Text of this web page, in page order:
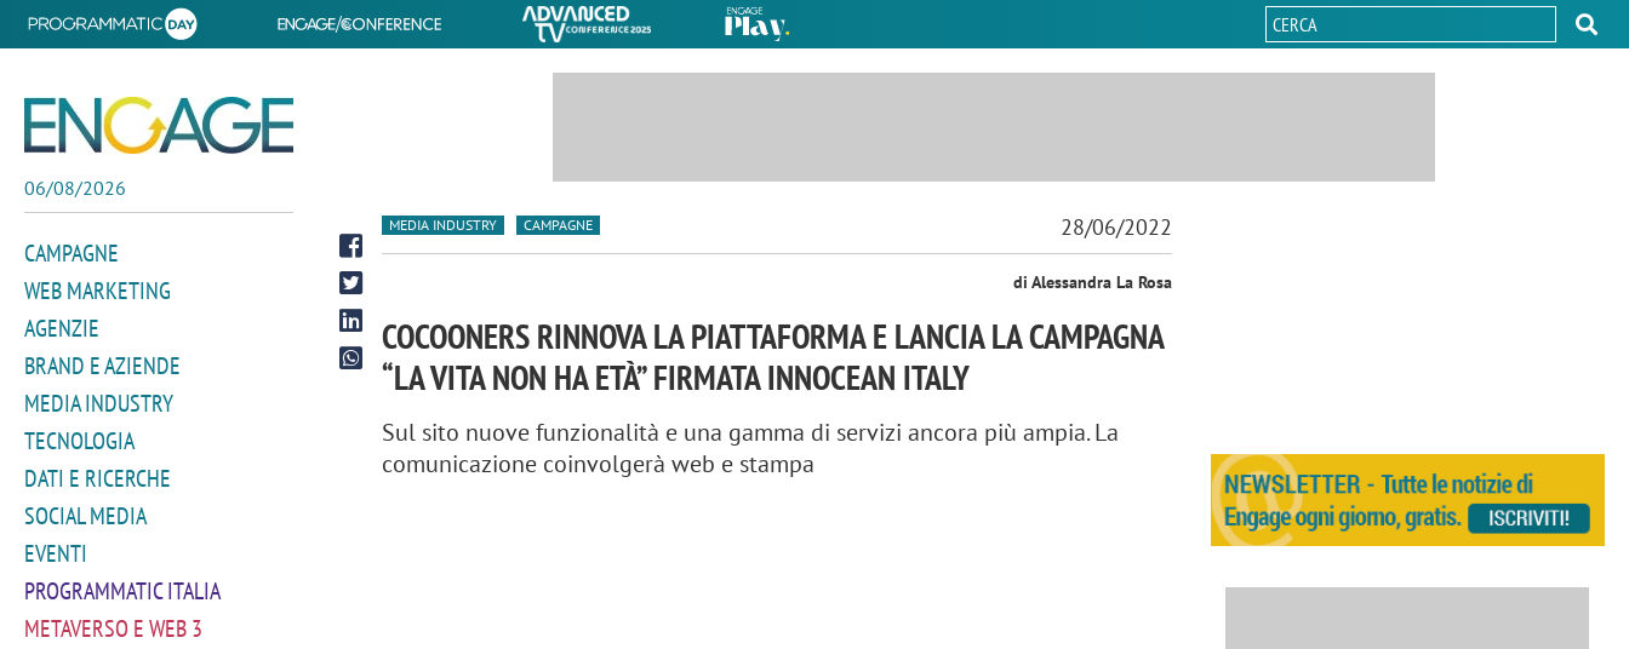
06/08/2026
CAMPAGNE
WEB MARKETING
AGENZIE
BRAND E AZIENDE
MEDIA INDUSTRY
TECNOLOGIA
DATI E RICERCHE
SOCIAL MEDIA
EVENTI
PROGRAMMATIC ITALIA
METAVERSO E WEB 3
MEDIA INDUSTRY CAMPAGNE 28/06/2022
di Alessandra La Rosa
COCOONERS RINNOVA LA PIATTAFORMA E LANCIA LA CAMPAGNA
“LA VITA NON HA ETÀ” FIRMATA INNOCEAN ITALY
Sul sito nuove funzionalità e una gamma di servizi ancora più ampia. La
comunicazione coinvolgerà web e stampa